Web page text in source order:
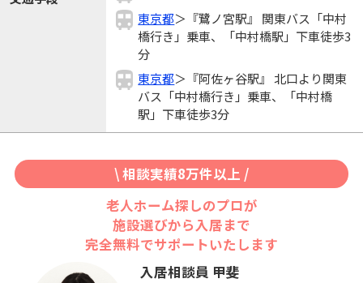
東京都＞『鷺ノ宮駅』 関東バス「中村
橋行き」乗車、「中村橋駅」下車徒歩3
分
東京都＞『阿佐ヶ谷駅』 北口より関東
バス「中村橋行き」乗車、「中村橋
駅」下車徒歩3分
\ 相談実績8万件以上 /
老人ホーム探しのプロが
施設選びから入居まで
完全無料でサポートいたします
入居相談員 甲斐